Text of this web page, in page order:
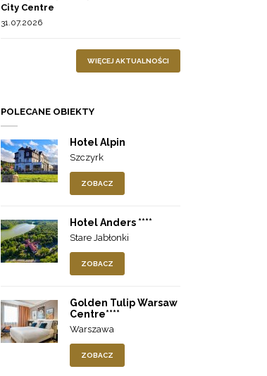
City Centre
31.07.2026
WIĘCEJ AKTUALNOŚCI
POLECANE OBIEKTY
Hotel Alpin
Szczyrk
ZOBACZ
Hotel Anders ****
Stare Jabłonki
ZOBACZ
Golden Tulip Warsaw
Centre****
Warszawa
ZOBACZ